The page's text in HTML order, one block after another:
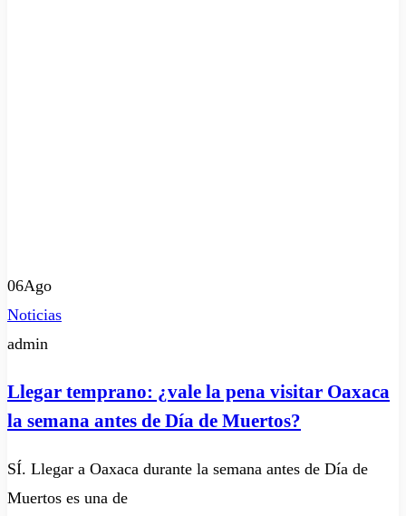
06Ago
Noticias
admin
Llegar temprano: ¿vale la pena visitar Oaxaca
la semana antes de Día de Muertos?
SÍ. Llegar a Oaxaca durante la semana antes de Día de
Muertos es una de